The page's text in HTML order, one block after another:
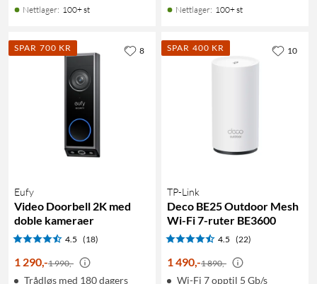
Nettlager: 100+ st Nettlager: 100+ st
SPAR 700 KR
Eufy
Video Doorbell 2K med
doble kameraer
4.5 (18)
1 290,-1 990,-
Trådløs med 180 dagers
8 SPAR 400 KR
TP-Link
Deco BE25 Outdoor Mesh
Wi-Fi 7-ruter BE3600
4.5 (22)
1 490,-1 890,-
Wi-Fi 7 opptil 5 Gb/s
10